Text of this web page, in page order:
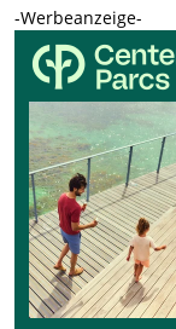
-Werbeanzeige-